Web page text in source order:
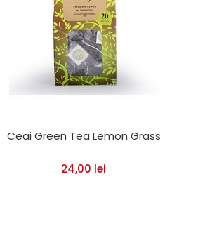
Ceai Green Tea Lemon Grass
24,00 lei